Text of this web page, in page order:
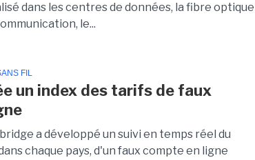
dans les centres de données, la fibre optique
le...
FIL
un index des tarifs de faux
a développé un suivi en temps réel du
chaque pays, d'un faux compte en ligne